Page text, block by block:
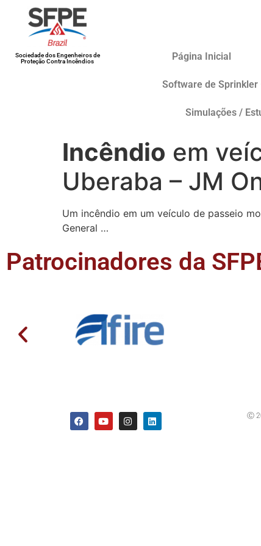
Sociedade dos Engenheiros de
Proteção Contra Incêndios
Página Inicial
Software de Sprinkler
Simulações /
Incêndio em
Uberaba – JM
Um incêndio em um veículo de passeio
General …
Patrocinadores da
Ⓒ